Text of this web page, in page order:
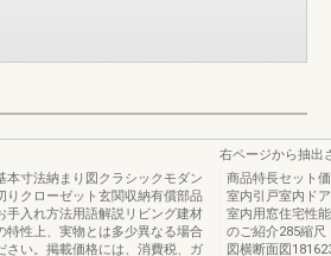
本寸法納まり図クラシックモダン
りクローゼット玄関収納有償部品
手入れ方法用語解説リビング建材
特性上、実物とは多少異なる場合
さい。掲載価格には、消費税、ガ
右ページから抽出
商品特長セット
室内引戸室内ド
室内用窓住宅性
のご紹介285縮尺
図横断面図